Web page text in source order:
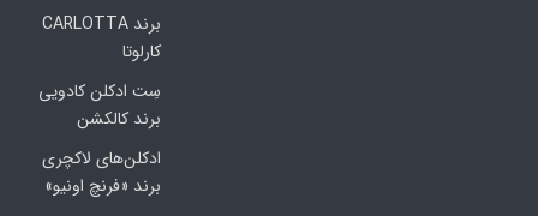
برند CARLOTTA
کارلوتا
سِت ادکلن کادویی
برند کالکشن
ادکلن‌های لاکچری
برند «فرنچ اونیو»